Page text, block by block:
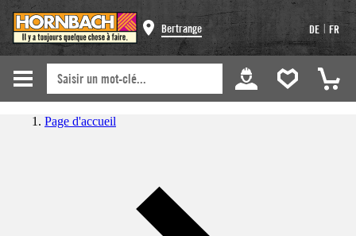
Bertrange DE | FR
Page d'accueil